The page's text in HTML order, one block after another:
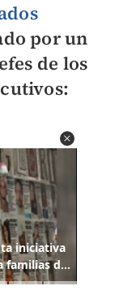
por un
de los